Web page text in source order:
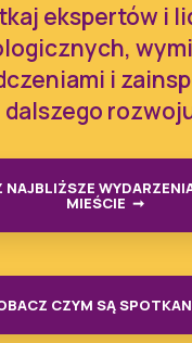
ekspertów i
i
dalszego
NAJBLIŻSZE
MIEŚCIE ➞
CZYM SĄ